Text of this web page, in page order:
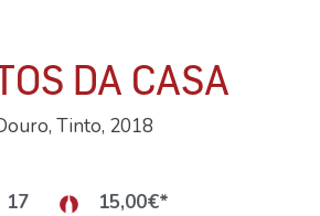
DA CASA
Tinto, 2018
17 15,00€*